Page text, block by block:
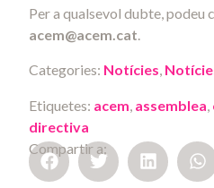
Per a qualsevol dubte, podeu
acem@acem.cat.
Categories: Notícies
Etiquetes: acem assemblea
directiva
Compartir a: